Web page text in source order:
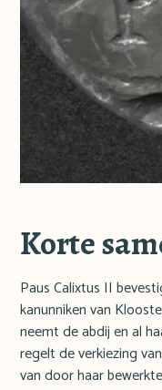
Korte
Paus Calixtus II
kanunniken van
neemt de abdij en al
regelt de verkiezing
van door haar